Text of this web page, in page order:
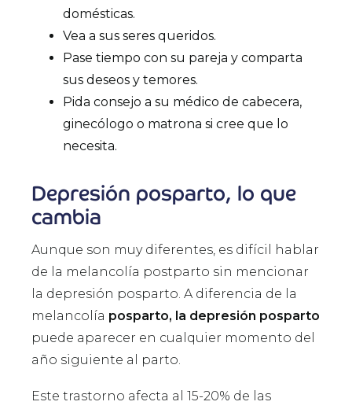
domésticas.
Vea a sus seres queridos.
Pase tiempo con su pareja y comparta
sus deseos y temores.
Pida consejo a su médico de cabecera,
ginecólogo o matrona si cree que lo
necesita.
Depresión posparto, lo que
cambia
Aunque son muy diferentes, es difícil hablar
de la melancolía postparto sin mencionar
la depresión posparto. A diferencia de la
melancolía posparto, la depresión posparto
puede aparecer en cualquier momento del
año siguiente al parto.
Este trastorno afecta al 15-20% de las